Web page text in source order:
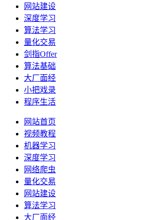
网站建设
深度学习
算法学习
量化交易
剑指Offer
算法基础
大厂面经
小把戏录
程序生活
网站首页
视频教程
机器学习
深度学习
网络爬虫
量化交易
网站建设
算法学习
大厂面经